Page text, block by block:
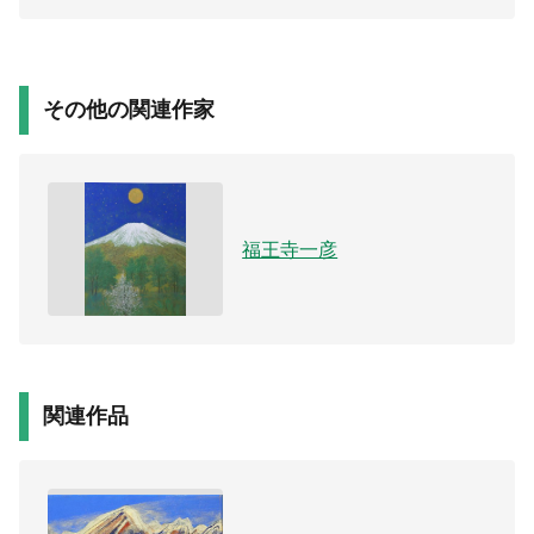
その他の関連作家
福王寺一彦
関連作品